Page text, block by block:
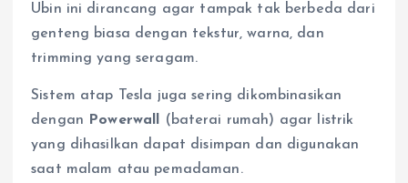
Ubin ini dirancang agar tampak tak berbeda dari
genteng biasa dengan tekstur, warna, dan
trimming yang seragam.
Sistem atap Tesla juga sering dikombinasikan
dengan
Powerwall
(baterai rumah) agar listrik
yang dihasilkan dapat disimpan dan digunakan
saat malam atau pemadaman.